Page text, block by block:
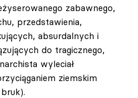
zabawnego,
przedstawienia,
absurdalnych i
do tragicznego,
wyleciał
ziemskim